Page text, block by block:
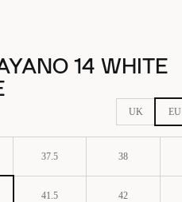
14 WHITE
UK EU
37.5 38
41.5 42